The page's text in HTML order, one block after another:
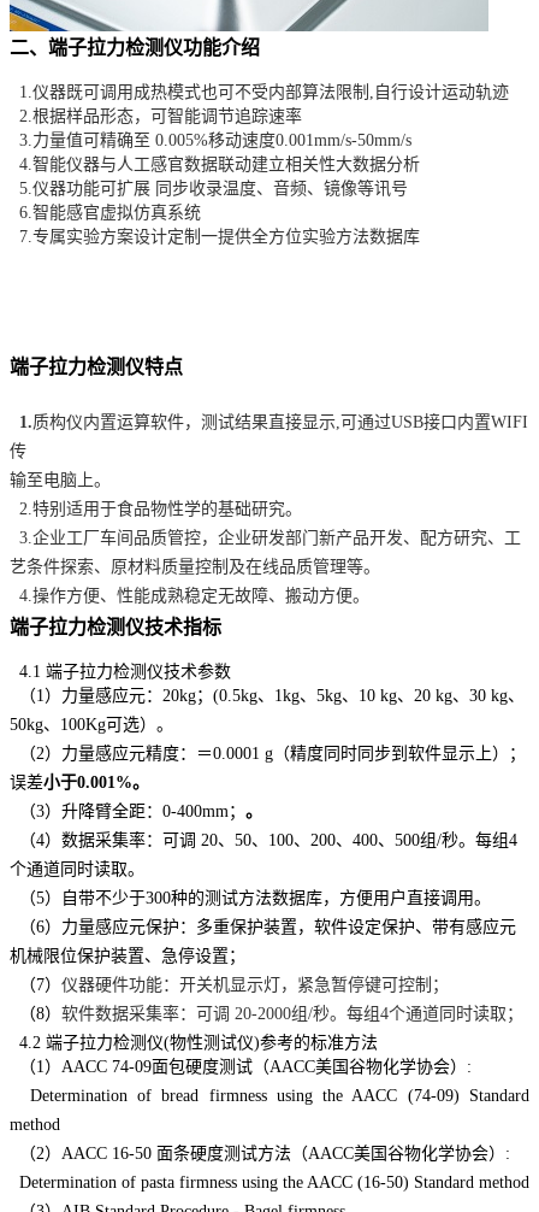
二、 端子拉力检测仪功能介绍
1.仪器既可调用成热模式也可不受内部算法限制,自行设计运动轨迹
2.根据样品形态，可智能调节追踪速率
3.力量值可精确至 0.005%移动速度0.001mm/s-50mm/s
4.智能仪器与人工感官数据联动建立相关性大数据分析
5.仪器功能可扩展 同步收录温度、音频、镜像等讯号
6.智能感官虚拟仿真系统
7.专属实验方案设计定制一提供全方位实验方法数据库
端子拉力检测仪特点
1.质构仪内置运算软件，测试结果直接显示,可通过USB接口内置WIFI
传
输至电脑上。
2.特别适用于食品物性学的基础研究。
3.企业工厂车间品质管控，企业研发部门新产品开发、配方研究、工
艺条件探索、原材料质量控制及在线品质管理等。
4.操作方便、性能成熟稳定无故障、搬动方便。
端子拉力检测仪技术指标
4.1 端子拉力检测仪技术参数
（1）力量感应元：20kg；(0.5kg、1kg、5kg、10 kg、20 kg、30 kg、
50kg、100Kg可选）。
（2）力量感应元精度：＝0.0001 g（精度同时同步到软件显示上）；
误差小于0.001%。
（3）升降臂全距：0-400mm； 。
（4）数据采集率：可调 20、50、100、200、400、500组/秒。每组4
个通道同时读取。
（5）自带不少于300种的测试方法数据库，方便用户直接调用。
（6）力量感应元保护：多重保护装置，软件设定保护、带有感应元
机械限位保护装置、急停设置；
（7） 仪器硬件功能：开关机显示灯，紧急暂停键可控制；
（8） 软件数据采集率：可调 20-2000组/秒。每组4个通道同时读取；
4.2 端子拉力检测仪(物性测试仪)参考的标准方法
（1）AACC 74-09面包硬度测试（AACC美国谷物化学协会）:
Determination of bread firmness using the AACC (74-09) Standard
method
（2）AACC 16-50 面条硬度测试方法（AACC美国谷物化学协会）:
Determination of pasta firmness using the AACC (16-50) Standard method